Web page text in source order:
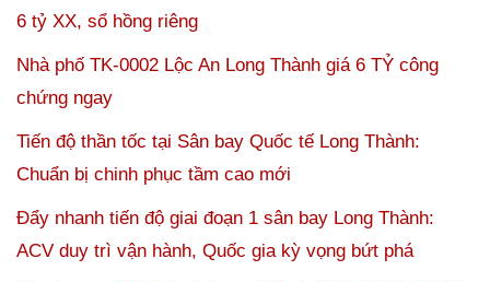
6 tỷ XX, sổ hồng riêng
Nhà phố TK-0002 Lộc An Long Thành giá 6 TỶ công
chứng ngay
Tiến độ thần tốc tại Sân bay Quốc tế Long Thành:
Chuẩn bị chinh phục tầm cao mới
Đẩy nhanh tiến độ giai đoạn 1 sân bay Long Thành:
ACV duy trì vận hành, Quốc gia kỳ vọng bứt phá